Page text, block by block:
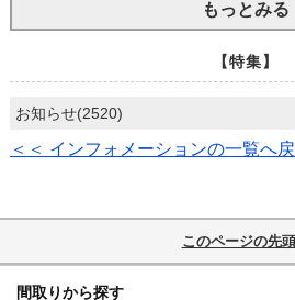
もっとみる
【特集】
お知らせ(2520)
＜＜ インフォメーションの一覧へ
このページの先
間取りから探す